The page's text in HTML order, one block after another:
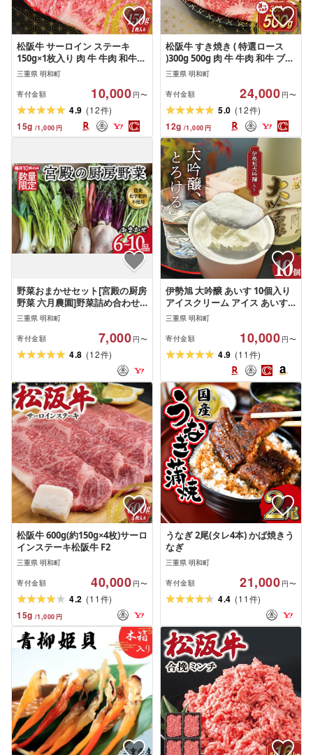
松阪牛 サーロイン ステーキ
150g×1枚入り 肉 牛 牛肉 和牛
ブランド牛 高級 国産 霜降り 冷
凍 ふるさと 人気 ステーキ 焼肉
1枚
三重県 明和町
寄付金額 10,000 円〜
4.9 (12件)
15g /1,000 円
松阪牛 すき焼き ( 特選ロース
)300g 500g 肉 牛 牛肉 和牛 ブラ
ンド牛 高級 国産 霜降り 冷凍 ふ
るさと 人気 すき焼き しゃぶし
ゃぶ ロース 特選 F1
三重県 明和町
寄付金額 24,000 円〜
5.0 (12件)
12g /1,000 円
野菜おまかせセット[宮殿の厨房
野菜 六月農園]野菜詰め合わせ
N5
三重県 明和町
寄付金額 7,000 円〜
4.8 (12件)
伊勢旭 大吟醸 あいす 10個入り
アイスクリーム アイス あいす
ジェラート お菓子 お酒 お酒の
あいす お酒が入った 酒入 酒ア
イス おやつ スイーツ デザート
三重県 明和町
寄付金額 10,000 円〜
4.9 (11件)
松阪牛 600g(約150g×4枚)サーロ
インステーキ松阪牛 F2
三重県 明和町
寄付金額 40,000 円〜
4.2 (11件)
15g /1,000 円
うなぎ 2尾(タレ4本) かば焼きう
なぎ
三重県 明和町
寄付金額 21,000 円〜
4.4 (11件)